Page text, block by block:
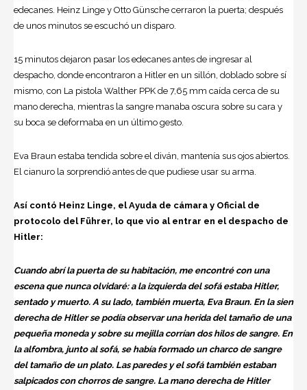
edecanes. Heinz Linge y Otto Günsche cerraron la puerta; después
de unos minutos se escuchó un disparo.
15 minutos dejaron pasar los edecanes antes de ingresar al
despacho, donde encontraron a Hitler en un sillón, doblado sobre sí
mismo, con La pistola Walther PPK de 7,65 mm caída cerca de su
mano derecha, mientras la sangre manaba oscura sobre su cara y
su boca se deformaba en un último gesto.
Eva Braun estaba tendida sobre el diván, mantenía sus ojos abiertos.
El cianuro la sorprendió antes de que pudiese usar su arma.
Así contó Heinz Linge, el Ayuda de cámara y Oficial de
protocolo del Führer, lo que vio al entrar en el despacho de
Hitler:
Cuando abrí la puerta de su habitación, me encontré con una
escena que nunca olvidaré: a la izquierda del sofá estaba Hitler,
sentado y muerto. A su lado, también muerta, Eva Braun. En la sien
derecha de Hitler se podía observar una herida del tamaño de una
pequeña moneda y sobre su mejilla corrían dos hilos de sangre. En
la alfombra, junto al sofá, se había formado un charco de sangre
del tamaño de un plato. Las paredes y el sofá también estaban
salpicados con chorros de sangre. La mano derecha de Hitler